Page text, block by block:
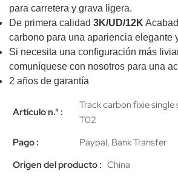
para carretera y grava ligera.
De primera calidad 3K/UD/12K
carbono para una apariencia elegante
Si necesita una configuración más
comuníquese con nosotros para una
2 años de garantía
Artículo n.° :
Track carbon fixie
T02
Pago :
Paypal, Bank Transfer
Origen del producto : China